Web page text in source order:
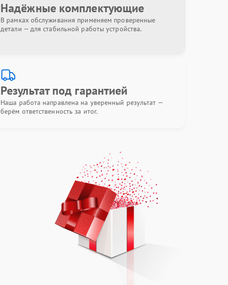
Надёжные комплектующие
В рамках обслуживания применяем проверенные
детали — для стабильной работы устройства.
Результат под гарантией
Наша работа направлена на уверенный результат —
берём ответственность за итог.